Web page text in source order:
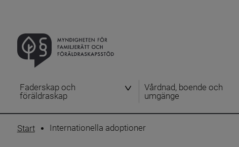
Faderskap och
föräldraskap
Vårdnad, boende och
umgänge
Start Internationella adoptioner